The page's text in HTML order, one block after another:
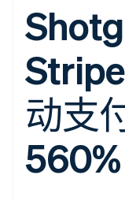
在线支付
Managed
Payments
方案
Payment links
无代码支付
Checkout
面
Elements
动支
560%